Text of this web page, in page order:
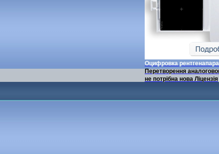
Оцифровка
Перетворення
не потрібна нова Ліцензія